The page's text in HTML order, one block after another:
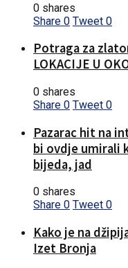
0 shares
Share 0 Tweet 0
Potraga za
LOKACIJE U
0 shares
Share 0 Tweet 0
Pazarac hit na
bi ovdje umirali
bijeda, jad
0 shares
Share 0 Tweet 0
Kako je na
Izet Bronja